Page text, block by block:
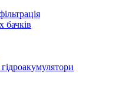
бачків